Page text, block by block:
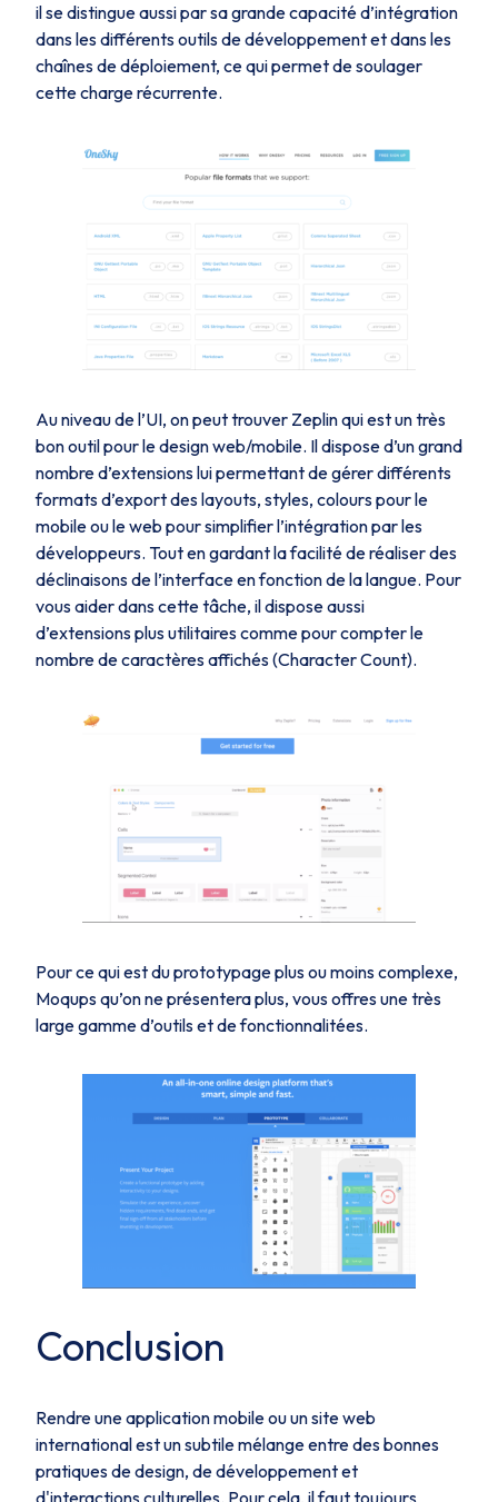
il se distingue aussi par sa grande capacité d’intégration
dans les différents outils de développement et dans les
chaînes de déploiement, ce qui permet de soulager
cette charge récurrente.
Au niveau de l’UI, on peut trouver Zeplin qui est un très
bon outil pour le design web/mobile. Il dispose d’un grand
nombre d’extensions lui permettant de gérer différents
formats d’export des layouts, styles, colours pour le
mobile ou le web pour simplifier l’intégration par les
développeurs. Tout en gardant la facilité de réaliser des
déclinaisons de l’interface en fonction de la langue. Pour
vous aider dans cette tâche, il dispose aussi
d’extensions plus utilitaires comme pour compter le
nombre de caractères affichés (Character Count).
Pour ce qui est du prototypage plus ou moins complexe,
Moqups qu’on ne présentera plus, vous offres une très
large gamme d’outils et de fonctionnalitées.
Conclusion
Rendre une application mobile ou un site web
international est un subtile mélange entre des bonnes
pratiques de design, de développement et
d'interactions culturelles. Pour cela, il faut toujours